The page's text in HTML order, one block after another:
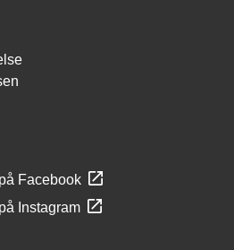
Facebook
Instagram